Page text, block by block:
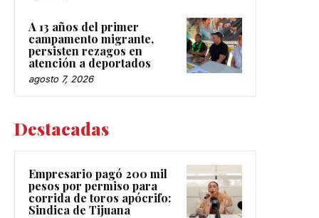
A 13 años del primer
campamento migrante,
persisten rezagos en
atención a deportados
agosto 7, 2026
Destacadas
Empresario pagó 200 mil
pesos por permiso para
corrida de toros apócrifo:
Sindica de Tijuana